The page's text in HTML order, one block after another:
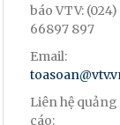
báo VTV: (024)
66897 897
Email:
Liên hệ quảng
cáo: